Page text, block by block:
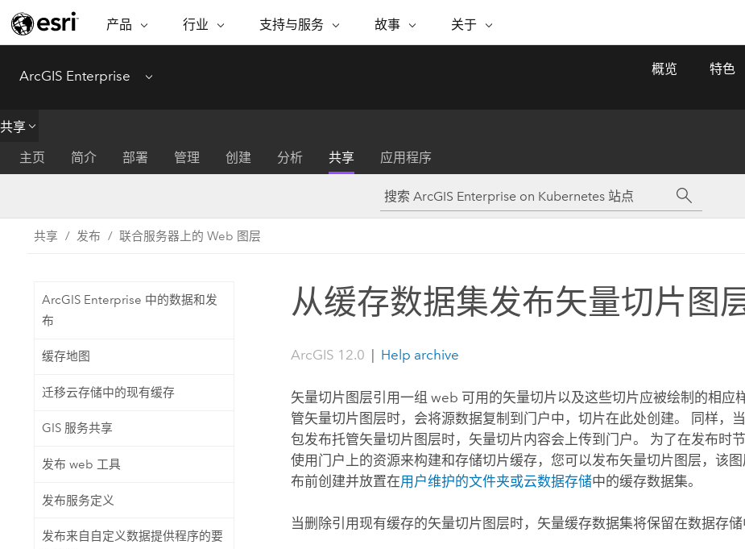
产品
ARCGIS
ArcGIS 概览
完整的 SaaS 制图平台
开发者技术
功能
将位置引入分析
集成、编辑和共享空间数据
如何购买
Esri 产品、合作伙伴产品和开发
行业
行业
保护
能源公用事业
卫生与公共服务
自然科学
可持续发展
交通运输
专题倡议
基础设施管理
探索基础设施管理
支持与服务
支持与服务
培训
自助服务
My Esri
故事
ESRI 故事
现实世界的全球 GIS 创新
Esri 和 The Science of Where 播
客
ArcWatch
所有故事
关于
关于 ESRI
招贤纳士
联系我们
ArcGIS Enterprise Menu 概览 特色
共享
主页
简介 部署 管理 创建 分析 共享 应用程序
共享 发布 联合服务器上的 Web 图层
ArcGIS Enterprise 中的数据和发
布
缓存地图
迁移云存储中的现有缓存
GIS 服务共享
发布 web 工具
发布服务定义
发布来自自定义数据提供程序的要
从缓存数据集发布矢量切片图
ArcGIS 12.0 Help archive
矢量切片图层引用一组 web 可用的矢量切片以及这些切片应被绘制的相应
管矢量切片图层时，会将源数据复制到门户中，切片在此处创建。 同样，
包发布托管矢量切片图层时，矢量切片内容会上传到门户。 为了在发布时
使用门户上的资源来构建和存储切片缓存，您可以发布矢量切片图层，该
布前创建并放置在用户维护的文件夹或云数据存储中的缓存数据集。
当删除引用现有缓存的矢量切片图层时，矢量缓存数据集将保留在数据存储